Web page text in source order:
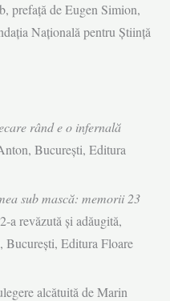
prefaţă de Eugen Simion,
Naţională pentru Ştiinţă
rând e o infernală
Bucureşti, Editura
sub mască: memorii 23
a revăzută şi adăugită,
Bucureşti, Editura Floare
alcătuită de Marin